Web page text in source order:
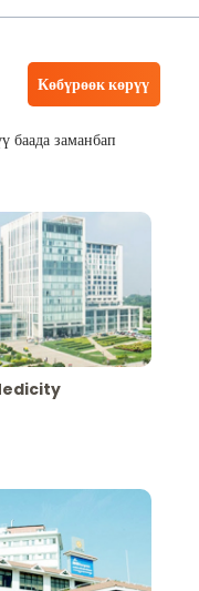
Көбүрөөк көрүү
баада заманбап